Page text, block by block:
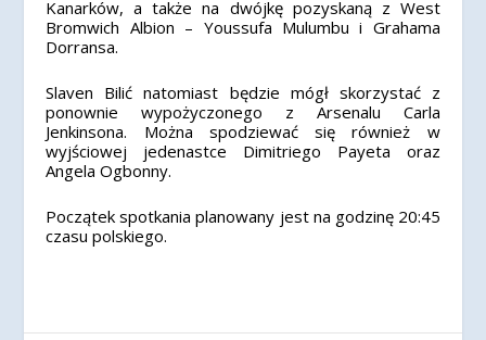
Kanarków, a także na dwójkę pozyskaną z West
Bromwich Albion – Youssufa Mulumbu i Grahama
Dorransa.
Slaven Bilić natomiast będzie mógł skorzystać z
ponownie wypożyczonego z Arsenalu Carla
Jenkinsona. Można spodziewać się również w
wyjściowej jedenastce Dimitriego Payeta oraz
Angela Ogbonny.
Początek spotkania planowany jest na godzinę 20:45
czasu polskiego.